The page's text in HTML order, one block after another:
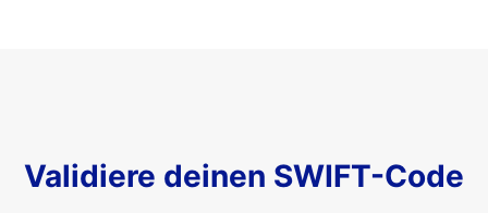
Validiere deinen SWIFT-Code